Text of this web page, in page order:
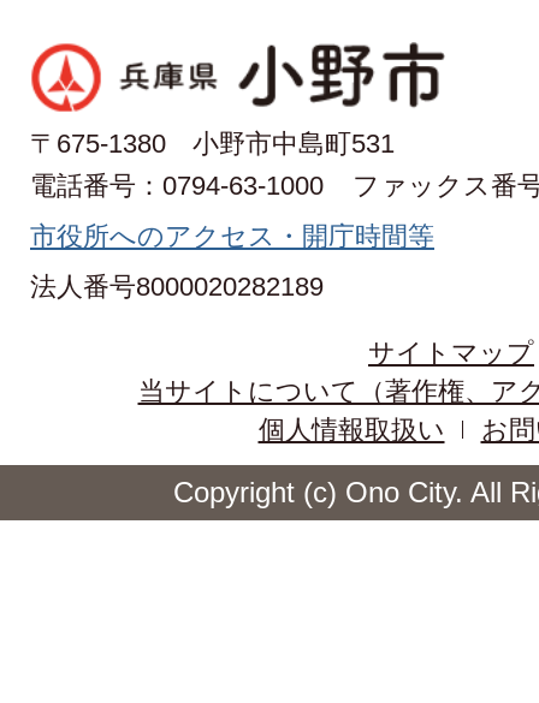
〒675-1380 小野市中島町531
電話番号：0794-63-1000
ファックス番
市役所へのアクセス・開庁時間等
法人番号8000020282189
サイトマップ
当サイトについて（著作権、ア
個人情報取扱い
お
Copyright (c) Ono City. All